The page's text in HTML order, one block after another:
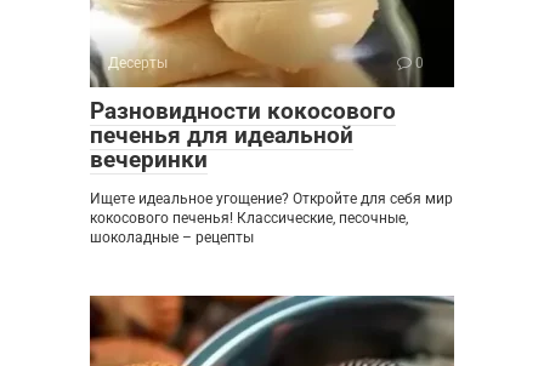
Десерты 0
Разновидности кокосового
печенья для идеальной
вечеринки
Ищете идеальное угощение? Откройте для себя мир
кокосового печенья! Классические, песочные,
шоколадные – рецепты